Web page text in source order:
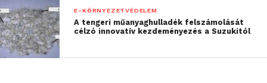
E-KÖRNYEZETVÉDELEM
A tengeri műanyaghulladék felszámolását
célzó innovatív kezdeményezés a Suzukitól